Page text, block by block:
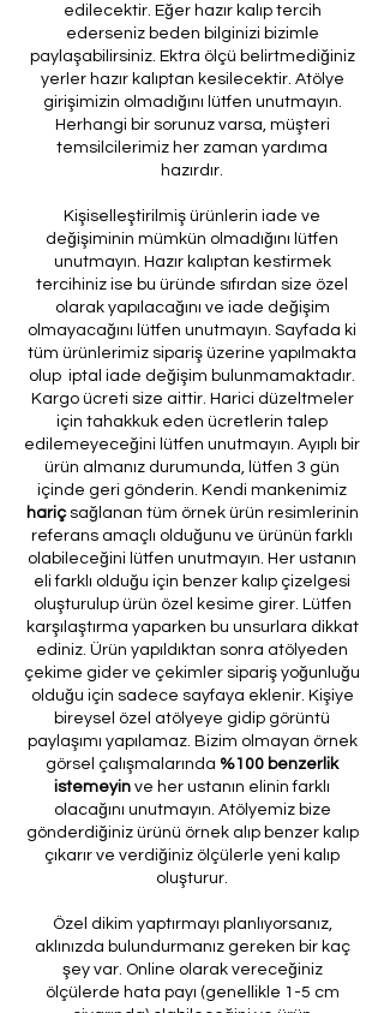
edilecektir. Eğer hazır kalıp tercih
ederseniz beden bilginizi bizimle
paylaşabilirsiniz. Ektra ölçü belirtmediğiniz
yerler hazır kalıptan kesilecektir. Atölye
girişimizin olmadığını lütfen unutmayın.
Herhangi bir sorunuz varsa, müşteri
temsilcilerimiz her zaman yardıma
hazırdır.
Kişiselleştirilmiş ürünlerin iade ve
değişiminin mümkün olmadığını lütfen
unutmayın. Hazır kalıptan kestirmek
tercihiniz ise bu üründe sıfırdan size özel
olarak yapılacağını ve iade değişim
olmayacağını lütfen unutmayın. Sayfada ki
tüm ürünlerimiz sipariş üzerine yapılmakta
olup iptal iade değişim bulunmamaktadır.
Kargo ücreti size aittir. Harici düzeltmeler
için tahakkuk eden ücretlerin talep
edilemeyeceğini lütfen unutmayın. Ayıplı bir
ürün almanız durumunda, lütfen 3 gün
içinde geri gönderin. Kendi mankenimiz
hariçsağlanan tüm örnek ürün resimlerinin
referans amaçlı olduğunu ve ürünün farklı
olabileceğini lütfen unutmayın. Her ustanın
eli farklı olduğu için benzer kalıp çizelgesi
oluşturulup ürün özel kesime girer. Lütfen
karşılaştırma yaparken bu unsurlara dikkat
ediniz. Ürün yapıldıktan sonra atölyeden
çekime gider ve çekimler sipariş yoğunluğu
olduğu için sadece sayfaya eklenir. Kişiye
bireysel özel atölyeye gidip görüntü
paylaşımı yapılamaz. Bizim olmayan örnek
görsel çalışmalarında %100 benzerlik
istemeyin ve her ustanın elinin farklı
olacağını unutmayın. Atölyemiz bize
gönderdiğiniz ürünü örnek alıp benzer kalıp
çıkarır ve verdiğiniz ölçülerle yeni kalıp
oluşturur.
Özel dikim yaptırmayı planlıyorsanız,
aklınızda bulundurmanız gereken bir kaç
şey var. Online olarak vereceğiniz
ölçülerde hata payı (genellikle 1-5 cm